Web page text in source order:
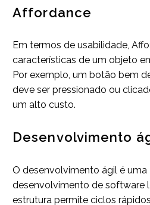
Affordance
Em termos de usabilidade,
características de um objeto
Por exemplo, um botão bem
deve ser pressionado ou
um alto custo.
Desenvolvimento
O desenvolvimento ágil é uma
desenvolvimento de software
estrutura permite ciclos